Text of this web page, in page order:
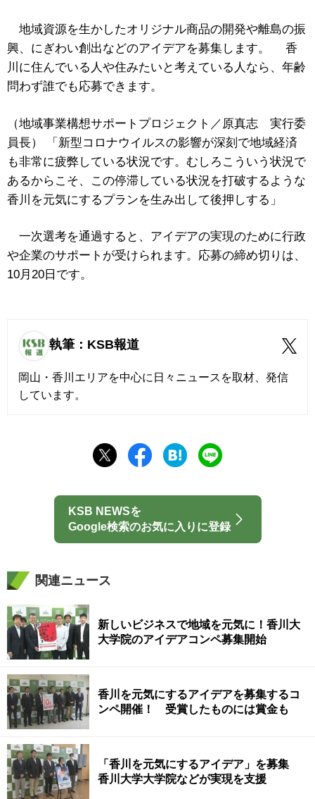
地域資源を生かしたオリジナル商品の開発や離島の振
興、にぎわい創出などのアイデアを募集します。 香
川に住んでいる人や住みたいと考えている人なら、年齢
問わず誰でも応募できます。
（地域事業構想サポートプロジェクト／原真志 実行委
員長） 「新型コロナウイルスの影響が深刻で地域経済
も非常に疲弊している状況です。むしろこういう状況で
あるからこそ、この停滞している状況を打破するような
香川を元気にするプランを生み出して後押しする」
一次選考を通過すると、アイデアの実現のために行政
や企業のサポートが受けられます。応募の締め切りは、
10月20日です。
執筆：KSB報道
岡山・香川エリアを中心に日々ニュースを取材、発信
しています。
KSB NEWSを
Google検索のお気に入りに登録
関連ニュース
新しいビジネスで地域を元気に！香川大
大学院のアイデアコンペ募集開始
香川を元気にするアイデアを募集するコ
ンペ開催！ 受賞したものには賞金も
「香川を元気にするアイデア」を募集
香川大学大学院などが実現を支援